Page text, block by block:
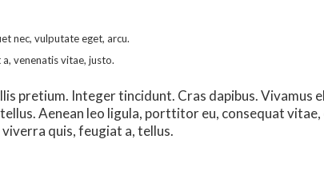
nec, vulputate eget, arcu.
venenatis vitae, justo.
pretium. Integer tincidunt. Cras dapibus. Vivamus
Aenean leo ligula, porttitor eu, consequat vitae,
quis, feugiat a, tellus.